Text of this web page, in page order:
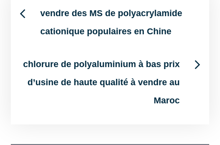
Post
navigation
vendre des MS de polyacrylamide
cationique populaires en Chine
chlorure de polyaluminium à bas prix
d’usine de haute qualité à vendre au
Maroc